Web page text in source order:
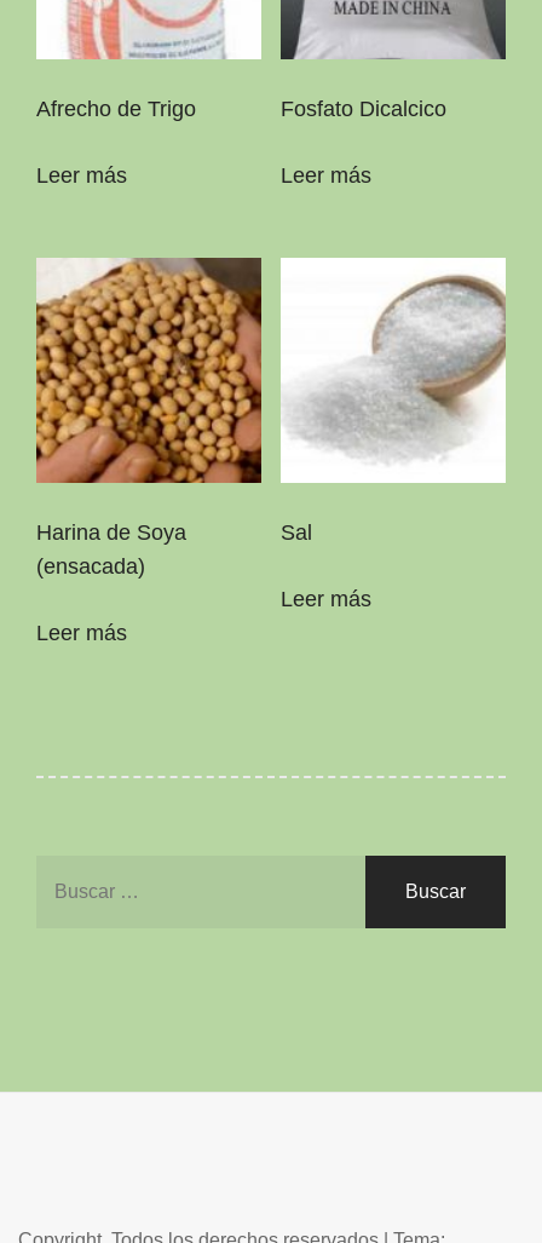
Afrecho de Trigo
Leer más
Fosfato Dicalcico
Leer más
Harina de Soya
(ensacada)
Leer más
Sal
Leer más